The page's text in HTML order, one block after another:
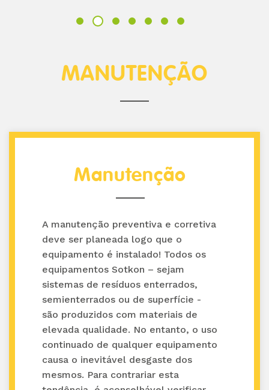
MANUTENÇÃO
Manutenção
A manutenção preventiva e corretiva
deve ser planeada logo que o
equipamento é instalado! Todos os
equipamentos Sotkon – sejam
sistemas de resíduos enterrados,
semienterrados ou de superfície -
são produzidos com materiais de
elevada qualidade. No entanto, o uso
continuado de qualquer equipamento
causa o inevitável desgaste dos
mesmos. Para contrariar esta